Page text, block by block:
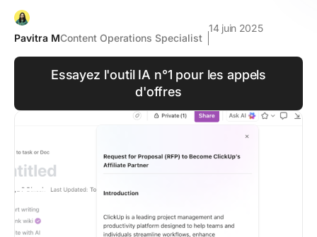
Pavitra MContent Operations Specialist
14 juin 2025
Essayez l'outil IA n°1 pour les appels
d'offres